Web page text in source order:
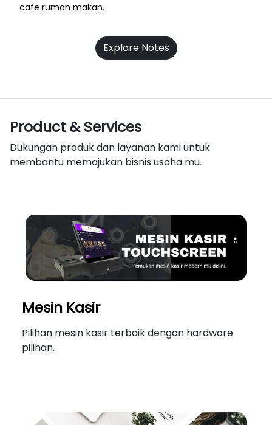
cafe rumah makan.
Explore Notes
Product & Services
Dukungan produk dan layanan kami untuk
membantu memajukan bisnis usaha mu.
Mesin Kasir
Pilihan mesin kasir terbaik dengan hardware
pilihan.